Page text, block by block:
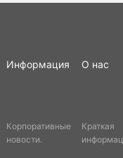
Информация
Корпоративные
новости.
О нас
Краткая